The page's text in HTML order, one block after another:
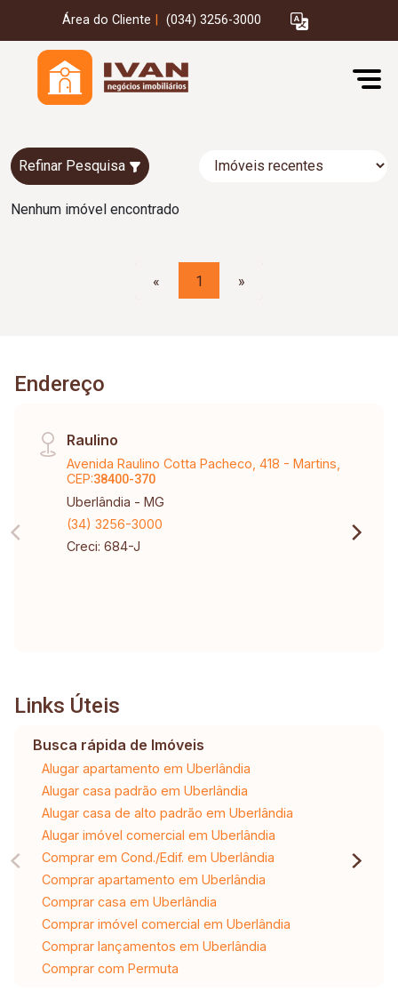
Área do Cliente (034) 3256-3000
Refinar Pesquisa
Nenhum imóvel encontrado
« 1 »
Endereço
Raulino
Avenida Raulino Cotta Pacheco, 418 - Martins,
CEP:38400-370
Uberlândia - MG
(34) 3256-3000
Creci: 684-J
Links Úteis
Busca rápida de Imóveis
Alugar apartamento em Uberlândia
Alugar casa padrão em Uberlândia
Alugar casa de alto padrão em Uberlândia
Alugar imóvel comercial em Uberlândia
Comprar em Cond./Edif. em Uberlândia
Comprar apartamento em Uberlândia
Comprar casa em Uberlândia
Comprar imóvel comercial em Uberlândia
Comprar lançamentos em Uberlândia
Comprar com Permuta